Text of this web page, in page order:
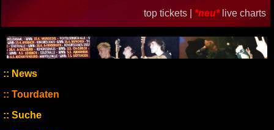
top tickets | *neu* live charts
News
Tourdaten
Suche